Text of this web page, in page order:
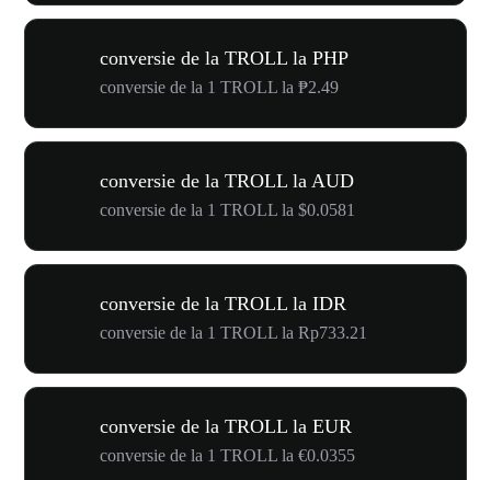
conversie de la TROLL la PHP
conversie de la 1 TROLL la ₱2.49
conversie de la TROLL la AUD
conversie de la 1 TROLL la $0.0581
conversie de la TROLL la IDR
conversie de la 1 TROLL la Rp733.21
conversie de la TROLL la EUR
conversie de la 1 TROLL la €0.0355